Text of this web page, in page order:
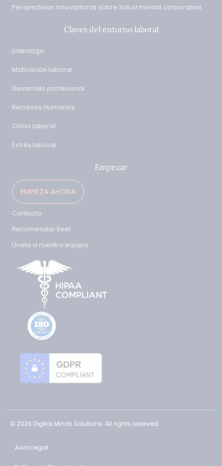
Perspectivas Innovadoras sobre Salud mental corporativa
Claves del entorno laboral
Liderazgo
Motivación laboral
Desarrollo profesional
Recursos Humanos
Clima laboral
Estrés laboral
Empezar
EMPIEZA AHORA
Contacto
Recomendar ifeel
Únete a nuestro equipo
© 2026 Digital Minds Solutions. All rights reserved.
Aviso legal